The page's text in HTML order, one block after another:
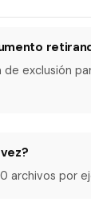
exclusión
por